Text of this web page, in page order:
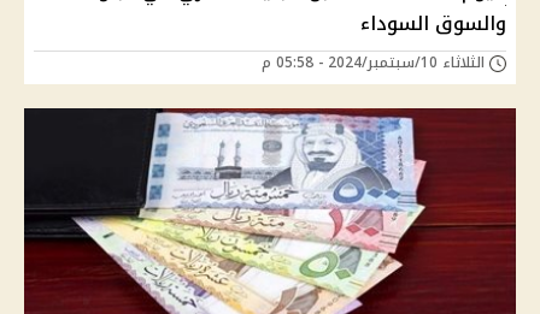
والسوق السوداء
الثلاثاء 10/سبتمبر/2024 - 05:58 م